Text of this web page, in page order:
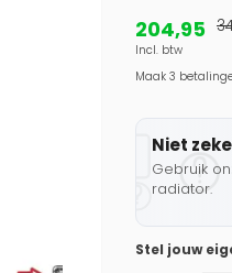
204,95
Incl. btw
Maak 3
Niet
Gebruik
radiator.
Stel jouw